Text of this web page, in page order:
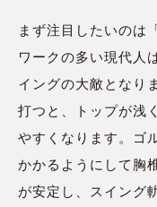
まず注目したいのは
ワークの多い現代人
イングの大敵となり
打つと、トップが浅
やすくなります。ゴ
かかるようにして胸
が安定し、スイング